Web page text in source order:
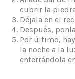
cubrir la
Déjala en el
Después,
Por último,
la noche a la
enterrándola